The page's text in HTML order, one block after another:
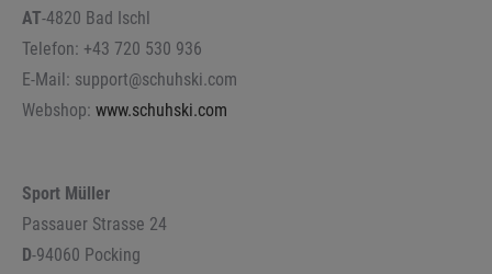
AT-4820 Bad Ischl
Telefon: +43 720 530 936
E-Mail: support@schuhski.com
Webshop: www.schuhski.com
Sport Müller
Passauer Strasse 24
D-94060 Pocking